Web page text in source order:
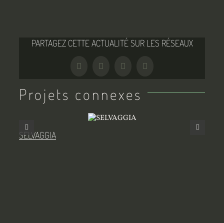
PARTAGEZ CETTE ACTUALITÉ SUR LES RÉSEAUX
FacebookTwitterTumblrPinterest
Projets connexes
SELVAGGIA